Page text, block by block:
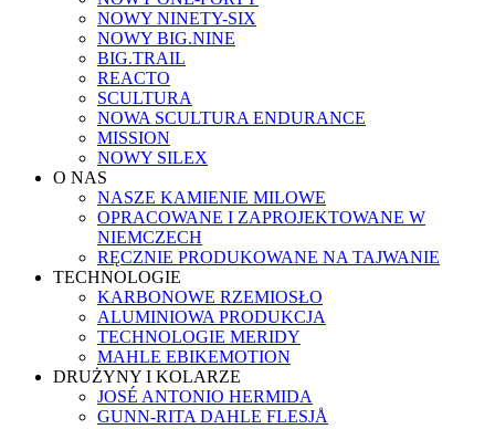
NOWY NINETY-SIX
NOWY BIG.NINE
BIG.TRAIL
REACTO
SCULTURA
NOWA SCULTURA ENDURANCE
MISSION
NOWY SILEX
O NAS
NASZE KAMIENIE MILOWE
OPRACOWANE I ZAPROJEKTOWANE W
NIEMCZECH
RĘCZNIE PRODUKOWANE NA TAJWANIE
TECHNOLOGIE
KARBONOWE RZEMIOSŁO
ALUMINIOWA PRODUKCJA
TECHNOLOGIE MERIDY
MAHLE EBIKEMOTION
DRUŻYNY I KOLARZE
JOSÉ ANTONIO HERMIDA
GUNN-RITA DAHLE FLESJÅ